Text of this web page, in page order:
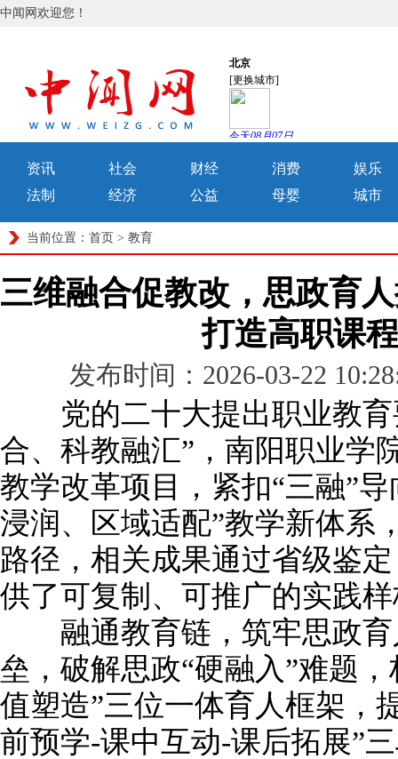
中闻网欢迎您！
资讯 社会 财经 消费
娱乐
法制
经济 公益 母婴 城市
当前位置： 首页 > 教育
三维融合促教改，思政育
打造高职课
发布时间：2026-03-22
党的二十大提出职业教育
合、科教融汇”，南阳职业学
教学改革项目，紧扣“三融”
浸润、区域适配”教学新体系
路径，相关成果通过省级鉴
供了可复制、可推广的实践
融通教育链，筑牢思政育
垒，破解思政“硬融入”难题
值塑造”三位一体育人框架，
前预学-课中互动-课后拓展”